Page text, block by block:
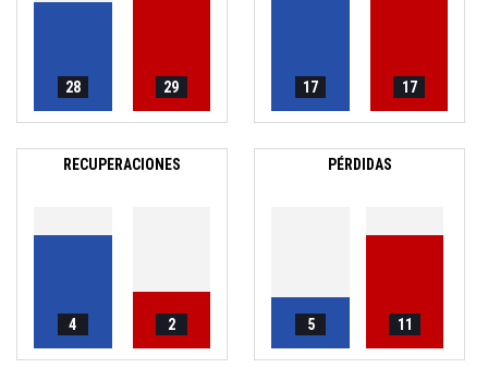
28 29 17 17
RECUPERACIONES
4 2
PÉRDIDAS
5 11